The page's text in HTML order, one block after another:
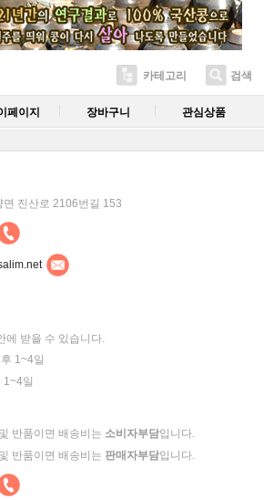
카테고리 검색
페이지 장바구니 관심상품
면 진산로 2106번길 153
에 받을 수 있습니다.
1~4일
1~4일
반품이면 배송비는 소비자부담입니다.
반품이면 배송비는 판매자부담입니다.